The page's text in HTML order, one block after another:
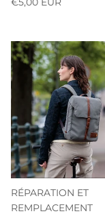
RÉPARATION ET
REMPLACEMENT